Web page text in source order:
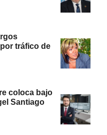
tráfico de
coloca bajo
Santiago